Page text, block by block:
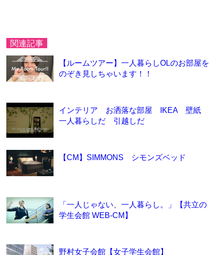
関連記事
【ルームツアー】一人暮らしOLのお部屋を
のぞき見しちゃいます！！
インテリア お洒落な部屋 IKEA 壁紙
一人暮らしだ 引越しだ
【CM】SIMMONS シモンズベッド
「一人じゃない、一人暮らし。」【共立の
学生会館 WEB-CM】
野村女子会館【女子学生会館】